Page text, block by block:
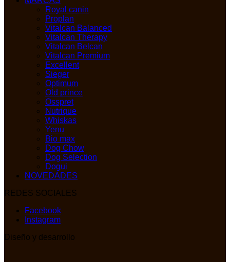
Royal canin
Proplan
Vitalcan Balanced
Vitalcan Therapy
Vitalcan Belcan
Vitalcan Premium
Excellent
Sieger
Optimum
Old prince
Osspret
Nutrique
Whiskas
Yenu
Bio max
Dog Chow
Dog Selection
Dogui
NOVEDADES
REDES SOCIALES
Facebook
Instagram
Diseño y desarrollo